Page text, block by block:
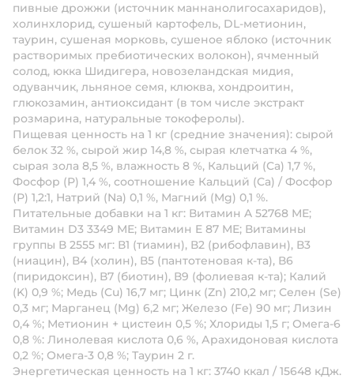
пивные дрожжи (источник маннанолигосахаридов),
холинхлорид, сушеный картофель, DL-метионин,
таурин, сушеная морковь, сушеное яблоко (источник
растворимых пребиотических волокон), ячменный
солод, юкка Шидигера, новозеландская мидия,
одуванчик, льняное семя, клюква, хондроитин,
глюкозамин, антиоксидант (в том числе экстракт
розмарина, натуральные токоферолы).
Пищевая ценность на 1 кг (средние значения): сырой
белок 32 %, сырой жир 14,8 %, сырая клетчатка 4 %,
сырая зола 8,5 %, влажность 8 %, Кальций (Са) 1,7 %,
Фосфор (Р) 1,4 %, соотношение Кальций (Са) / Фосфор
(Р) 1,2:1, Натрий (Na) 0,1 %, Магний (Mg) 0,1 %.
Питательные добавки на 1 кг: Витамин A 52768 МЕ;
Витамин D3 3349 МЕ; Витамин E 87 МЕ; Витамины
группы В 2555 мг: В1 (тиамин), В2 (рибофлавин), В3
(ниацин), В4 (холин), В5 (пантотеновая к-та), В6
(пиридоксин), В7 (биотин), В9 (фолиевая к-та); Калий
(K) 0,9 %; Медь (Cu) 16,7 мг; Цинк (Zn) 210,2 мг; Селен (Se)
0,3 мг; Марганец (Mg) 6,2 мг; Железо (Fe) 90 мг; Лизин
0,4 %; Метионин + цистеин 0,5 %; Хлориды 1,5 г; Омега-6
0,8 %: Линолевая кислота 0,6 %, Арахидоновая кислота
0,2 %; Омега-3 0,8 %; Таурин 2 г.
Энергетическая ценность на 1 кг: 3740 ккал / 15648 кДж.